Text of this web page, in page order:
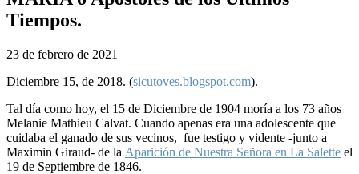
Tiempos.
23 de febrero de 2021
Diciembre 15, de 2018. (sicutoves.blogspot.com).
Tal día como hoy, el 15 de Diciembre de 1904 moría a los 73 años
Melanie Mathieu Calvat. Cuando apenas era una adolescente que
cuidaba el ganado de sus vecinos, fue testigo y vidente -junto a
Maximin Giraud- de la Aparición de Nuestra Señora en La Salette el
19 de Septiembre de 1846.